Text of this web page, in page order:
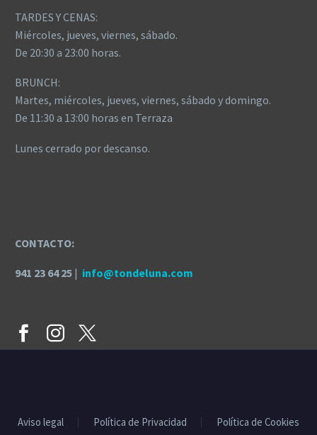
TARDES Y CENAS:
Miércoles, jueves, viernes, sábado.
De 20:30 a 23:00 horas.
BRUNCH:
Martes, miércoles, jueves, viernes, sábado y domingo.
De 11:30 a 13:00 horas en Terraza
Lunes cerrado por descanso.
CONTACTO:
941 23 64 25 | info@tondeluna.com
Aviso legal Política de Privacidad Política de Cookies